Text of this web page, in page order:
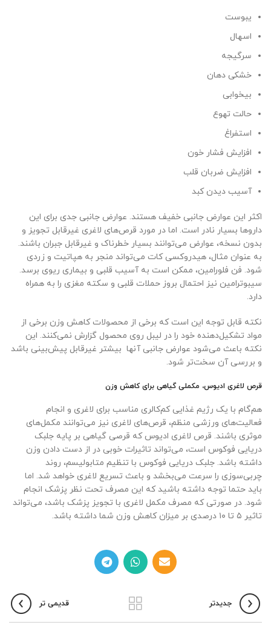
یبوست
اسهال
سرگیجه
خشکی دهان
بیخوابی
حالت تهوع
استفراغ
افزایش فشار خون
افزایش ضربان قلب
آسیب دیدن کبد
اکثر این عوارض جانبی خفیف هستند. عوارض جانبی جدی برای این
داروها بسیار نادر است. اما در مورد قرص‌های لاغری غیرقابل تجویز و
بدون نسخه، عوارض می‌توانند بسیار خطرناک و غیرقابل جبران باشند.
به عنوان مثال، هیدروکسی کات می‌تواند منجر به هپاتیت و زردی
شود. فن فلورامین، ممکن است به آسیب قلبی و بیماری ریوی برسد.
سیبوترامین نیز احتمال بروز حملات قلبی و سکته مغزی را به همراه
دارد.
نکته قابل توجه این است که برخی از محصولات کاهش وزن برخی از
مواد تشکیل‌دهنده خود را در لیبل روی محصول گزارش نمی‌کنند. این
نکته باعث می‌شود عوارض جانبی آنها بیشتر غیرقابل پیش‌بینی باشد
و بررسی آن سخت‌تر شود.
قرص لاغری ادیوس، مکملی گیاهی برای کاهش وزن
هم‌گام با یک رژیم غذایی کم‌کالری مناسب برای لاغری و انجام
فعالیت‌های ورزشی منظم، قرص‌های لاغری نیز می‌توانند مکمل‌های
موثری باشند. قرص لاغری ادیوس که قرصی گیاهی بر پایه جلبک
دریایی فوکوس است، می‌تواند تاثیرات خوبی در از دست دادن وزن
داشته باشد. جلبک دریایی فوکوس با تنظیم متابولیسم، روند
چربی‌سوزی را سرعت می‌بخشد و باعث تسریع لاغری خواهد شد. اما
باید حتما توجه داشته باشید که این مصرف تحت نظر پزشک انجام
شود. در صورتی که مصرف مکمل لاغری با تجویز پزشک باشد، می‌تواند
تاثیر ۵ تا ۱۰ درصدی بر میزان کاهش وزن شما داشته باشد.
جدیدتر قدیمی تر